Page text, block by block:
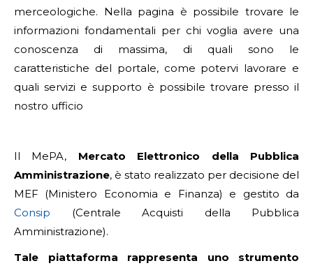
merceologiche. Nella pagina è possibile trovare le
informazioni fondamentali per chi voglia avere una
conoscenza di massima, di quali sono le
caratteristiche del portale, come potervi lavorare e
quali servizi e supporto è possibile trovare presso il
nostro ufficio
Il MePA, Mercato Elettronico della Pubblica
Amministrazione, è stato realizzato per decisione del
MEF (Ministero Economia e Finanza) e gestito da
Consip (Centrale Acquisti della Pubblica
Amministrazione).
Tale piattaforma rappresenta uno strumento